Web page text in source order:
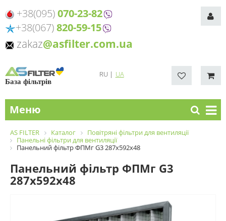
+38(095)070-23-82
+38(067)820-59-15
zakaz@asfilter.com.ua
База фільтрів
RU | UA
Меню
AS FILTER Каталог
Повітряні фільтри для вентиляції
Панельні фільтри для вентиляції
Панельний фільтр ФПМг G3 287х592х48
Панельний фільтр ФПМг G3
287х592х48